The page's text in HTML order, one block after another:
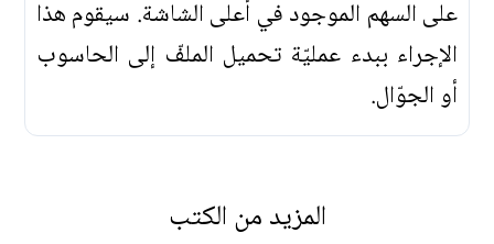
على السهم الموجود في أعلى الشاشة. سيقوم هذا
الإجراء ببدء عمليّة تحميل الملفّ إلى الحاسوب
أو الجوّال.
المزيد من الكتب